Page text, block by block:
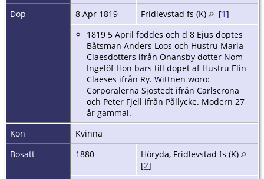
Dop
8 Apr 1819 Fridlevstad fs (K) [1]
1819 5 April föddes och d 8 Ejus döptes
Båtsman Anders Loos och Hustru Maria
Claesdotters ifrån Onansby dotter Nom
Ingelöf Hon bars till dopet af Hustru Elin
Claeses ifrån Ry. Wittnen woro:
Corporalerna Sjöstedt ifrån Carlscrona
och Peter Fjell ifrån Pållycke. Modern 27
år gammal.
Kön
Kvinna
Bosatt
1880
Höryda, Fridlevstad fs (K)
[2]